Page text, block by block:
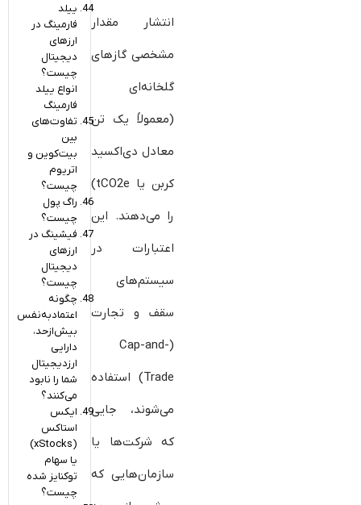
انتشار مقدار
مشخصی گازهای
گلخانه‌ای
(معمولاً یک تن
معادل دی‌اکسید
کربن یا tCO2e)
را می‌دهند. این
اعتبارات در
سیستم‌های
سقف و تجارت
(Cap-and-
Trade) استفاده
می‌شوند، جایی
که شرکت‌ها یا
سازمان‌هایی که
ییلد
فارمینگ در
ارزهای
دیجیتال
چیست؟
انواع ییلد
فارمینگ
تفاوت‌های
بین
بیت‌کوین و
اتریوم
چیست؟
راگ پول
چیست؟
فیشینگ در
ارزهای
دیجیتال
چیست؟
چگونه
اعتمادبه‌نفس
بیش‌ازحد،
دارایی
ارزدیجیتال
شما را نابود
می‌کنند؟
ایکس
استاکس
(xStocks)
یا سهام
توکنایز شده
چیست؟